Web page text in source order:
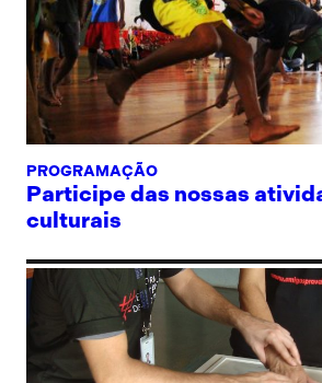
PROGRAMAÇÃO
Participe das nossas
culturais